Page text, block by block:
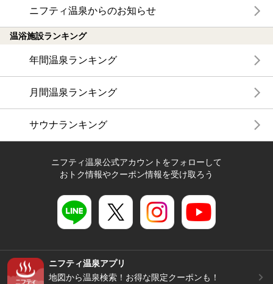
ニフティ温泉からのお知らせ
温浴施設ランキング
年間温泉ランキング
月間温泉ランキング
サウナランキング
ニフティ温泉公式アカウントをフォローして
おトク情報やクーポン情報を受け取ろう
ニフティ温泉アプリ
地図から温泉検索！お得な限定クーポンも！